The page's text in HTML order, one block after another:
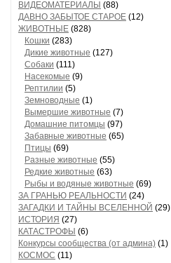
ВИДЕОМАТЕРИАЛЫ (88)
ДАВНО ЗАБЫТОЕ СТАРОЕ (12)
ЖИВОТНЫЕ (828)
Кошки (283)
Дикие животные (127)
Собаки (111)
Насекомые (9)
Рептилии (5)
Земноводные (1)
Вымершие животные (7)
Домашние питомцы (97)
Забавные животные (65)
Птицы (69)
Разные животные (55)
Редкие животные (63)
Рыбы и водяные животные (69)
ЗА ГРАНЬЮ РЕАЛЬНОСТИ (24)
ЗАГАДКИ И ТАЙНЫ ВСЕЛЕННОЙ (29)
ИСТОРИЯ (27)
КАТАСТРОФЫ (6)
Конкурсы сообщества (от админа) (1)
КОСМОС (11)